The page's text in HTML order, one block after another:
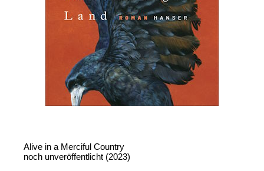
Alive in a Merciful Country
noch unveröffentlicht (2023)